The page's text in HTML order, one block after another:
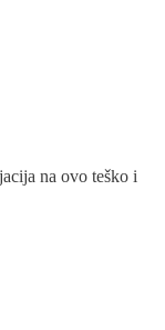
na ovo teško i